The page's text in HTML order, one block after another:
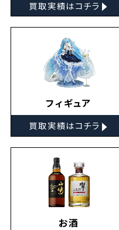
買取実績はコチラ
フィギュア
買取実績はコチラ ▸
お酒